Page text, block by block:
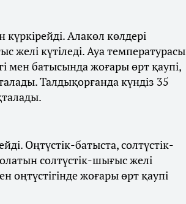
Алакөл көлдері
желі күтіледі. Ауа температурасы
мен батысында жоғары өрт қаупі,
Талдықорғанда күндіз 35
Оңтүстік-батыста, солтүстік-
солтүстік-шығыс желі
жоғары өрт қаупі